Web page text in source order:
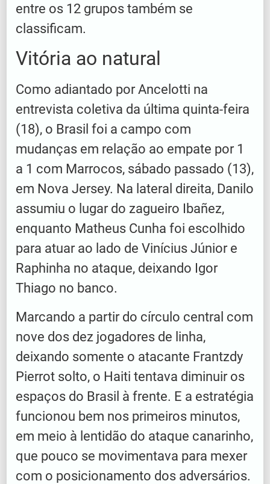
entre os 12 grupos também se
classificam.
Vitória ao natural
Como adiantado por Ancelotti na
entrevista coletiva da última quinta-feira
(18), o Brasil foi a campo com
mudanças em relação ao empate por 1
a 1 com Marrocos, sábado passado (13),
em Nova Jersey. Na lateral direita, Danilo
assumiu o lugar do zagueiro Ibañez,
enquanto Matheus Cunha foi escolhido
para atuar ao lado de Vinícius Júnior e
Raphinha no ataque, deixando Igor
Thiago no banco.
Marcando a partir do círculo central com
nove dos dez jogadores de linha,
deixando somente o atacante Frantzdy
Pierrot solto, o Haiti tentava diminuir os
espaços do Brasil à frente. E a estratégia
funcionou bem nos primeiros minutos,
em meio à lentidão do ataque canarinho,
que pouco se movimentava para mexer
com o posicionamento dos adversários.